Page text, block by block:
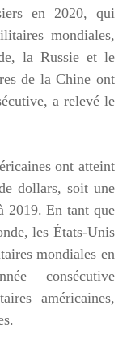
en 2020, qui
mondiales,
la Russie et le
de la Chine ont
a relevé le
ont atteint
dollars, soit une
2019. En tant que
les États-Unis
mondiales en
consécutive
américaines,